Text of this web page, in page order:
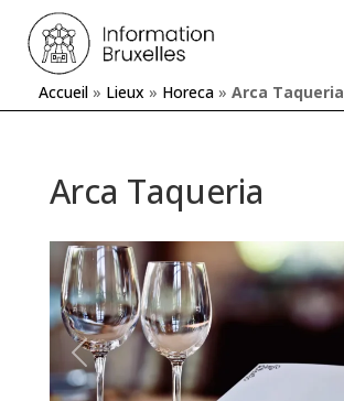
Accueil » Lieux » Horeca » Arca Taqueria
Arca Taqueria
Précédente